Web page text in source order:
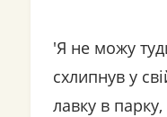
'Я не можу
схлипнув у
лавку в